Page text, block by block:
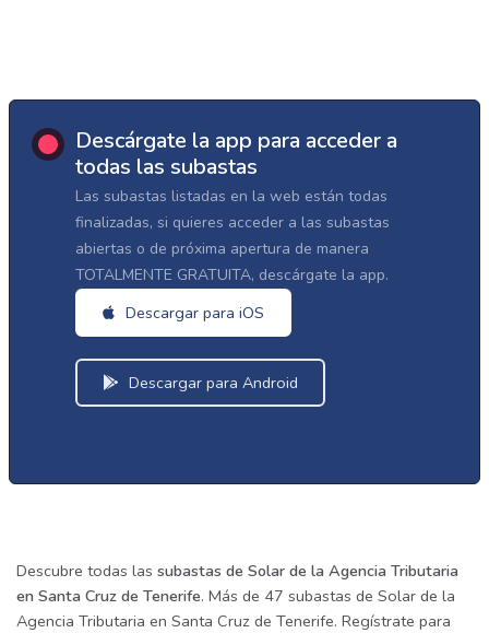
Descárgate la app para acceder a
todas las subastas
Las subastas listadas en la web están todas
finalizadas, si quieres acceder a las subastas
abiertas o de próxima apertura de manera
TOTALMENTE GRATUITA, descárgate la app.
Descargar para iOS
Descargar para Android
Descubre todas las subastas de Solar de la Agencia Tributaria
en Santa Cruz de Tenerife. Más de 47 subastas de Solar de la
Agencia Tributaria en Santa Cruz de Tenerife. Regístrate para